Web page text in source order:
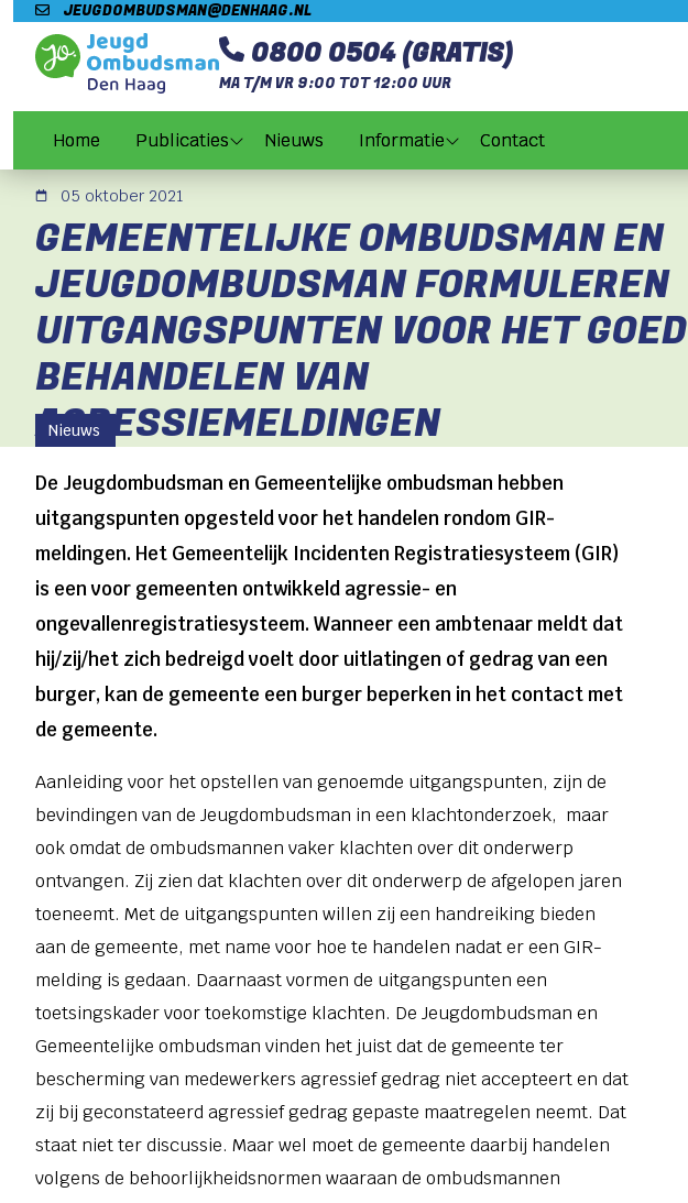
Direct naar content
JEUGDOMBUDSMAN@DENHAAG.NL
Terug naar de startpagina
0800 0504 (GRATIS)
MA T/M VR 9:00 TOT 12:00 UUR
Home Publicaties Nieuws Informatie Contact
GEMEENTELIJKE OMBUDSMAN EN
JEUGDOMBUDSMAN FORMULEREN
UITGANGSPUNTEN VOOR HET GOED
BEHANDELEN VAN
AGRESSIEMELDINGEN
05 oktober 2021
Nieuws
De Jeugdombudsman en Gemeentelijke ombudsman hebben
uitgangspunten opgesteld voor het handelen rondom GIR-
meldingen. Het Gemeentelijk Incidenten Registratiesysteem (GIR)
is een voor gemeenten ontwikkeld agressie- en
ongevallenregistratiesysteem. Wanneer een ambtenaar meldt dat
hij/zij/het zich bedreigd voelt door uitlatingen of gedrag van een
burger, kan de gemeente een burger beperken in het contact met
de gemeente.
Aanleiding voor het opstellen van genoemde uitgangspunten, zijn de
bevindingen van de Jeugdombudsman in een klachtonderzoek, maar
ook omdat de ombudsmannen vaker klachten over dit onderwerp
ontvangen. Zij zien dat klachten over dit onderwerp de afgelopen jaren
toeneemt. Met de uitgangspunten willen zij een handreiking bieden
aan de gemeente, met name voor hoe te handelen nadat er een GIR-
melding is gedaan. Daarnaast vormen de uitgangspunten een
toetsingskader voor toekomstige klachten. De Jeugdombudsman en
Gemeentelijke ombudsman vinden het juist dat de gemeente ter
bescherming van medewerkers agressief gedrag niet accepteert en dat
zij bij geconstateerd agressief gedrag gepaste maatregelen neemt. Dat
staat niet ter discussie. Maar wel moet de gemeente daarbij handelen
volgens de behoorlijkheidsnormen waaraan de ombudsmannen